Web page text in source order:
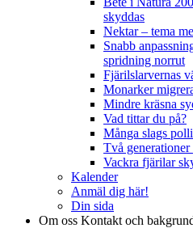
skyddas
Nektar – tema
Snabb
spridning norrut
Fjärilslarvernas
Monarker
Mindre kräsna
Vad tittar du på?
Många slags
Två
Vackra fjärilar
Kalender
Anmäl dig här!
Din sida
Om oss Kontakt och